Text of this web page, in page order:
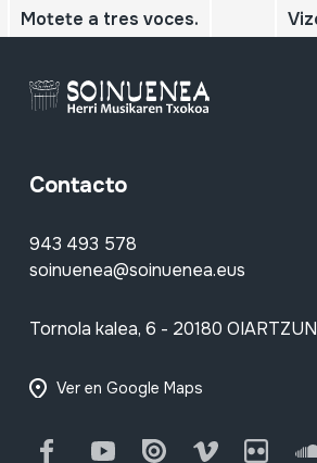
Motete a tres voces.
Contacto
943 493 578
soinuenea@soinuenea.eus
Tornola kalea, 6 - 20180 OIARTZUN
Ver en Google Maps
FacebookYoutube Issuu Vimeo Flickr